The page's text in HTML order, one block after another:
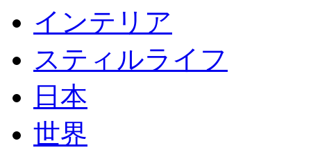
インテリア
スティルライフ
日本
世界